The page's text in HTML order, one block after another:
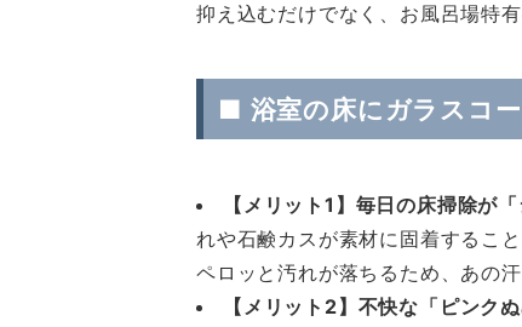
抑え込むだけでなく、お風呂場特
■ 浴室の床にガラスコ
【メリット1】毎日の床掃除が
れや石鹸カスが素材に固着するこ
ペロッと汚れが落ちるため、あの
【メリット2】不快な「ピンク